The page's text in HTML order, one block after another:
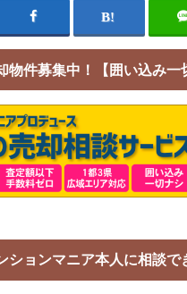
物件募集中！【囲い込み一
ションマニア本人に相談で